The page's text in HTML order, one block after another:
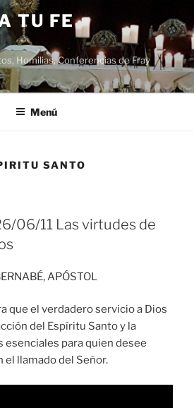
TU FE
Homilias, Conferencias de Fray
Menú
SANTO
06/11 Las virtudes de
APÓSTOL
que el verdadero servicio a Dios
del Espíritu Santo y la
esenciales para quien desee
llamado del Señor.